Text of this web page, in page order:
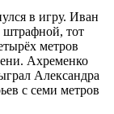
в игру. Иван
штрафной, тот
метров
Ахременко
Александра
с семи метров